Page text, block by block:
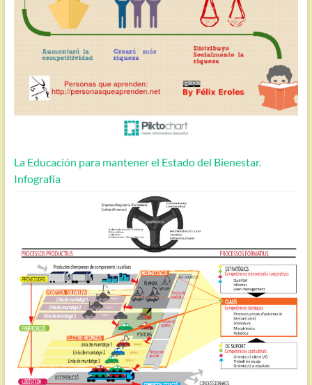
La Educación para mantener el Estado del Bienestar.
Infografía